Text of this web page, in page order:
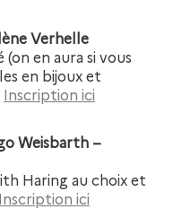
Verhelle
en aura si vous
en bijoux et
Inscription ici
Weisbarth –
Haring au choix et
Inscription ici